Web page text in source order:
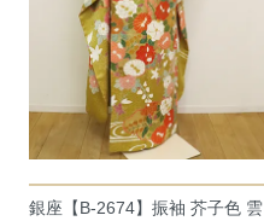
銀座【B-2674】振袖 芥子色 雲